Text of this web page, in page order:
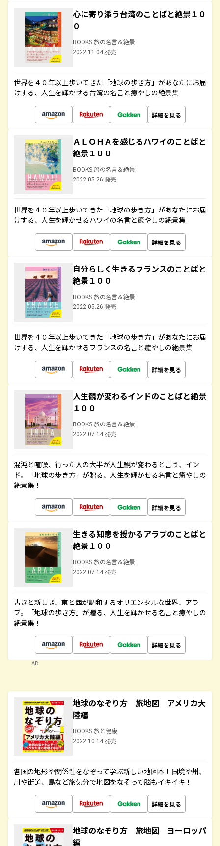
心に寄り添う台湾のことばと絶景１０
０
BOOKS 旅の名言＆絶景
2022.11.04 発売
世界を４０年以上歩いてきた「地球の歩き方」があなたにお届
けする、人生を輝かせる台湾の名言と癒やしの絶景集
詳細を見る
ＡＬＯＨＡを感じるハワイのことばと
絶景１００
BOOKS 旅の名言＆絶景
2022.05.26 発売
世界を４０年以上歩いてきた「地球の歩き方」があなたにお届
けする、人生を輝かせるハワイの名言と癒やしの絶景集
詳細を見る
自分らしく生きるフランスのことばと
絶景１００
BOOKS 旅の名言＆絶景
2022.05.26 発売
世界を４０年以上歩いてきた「地球の歩き方」があなたにお届
けする、人生を輝かせるフランスの名言と癒やしの絶景集
詳細を見る
人生観が変わるインドのことばと絶景
１００
BOOKS 旅の名言＆絶景
2022.07.14 発売
混沌と喧噪、行った人の大半が人生観が変わると言う、イン
ド。「地球の歩き方」が贈る、人生を輝かせる名言と癒やしの
絶景集！
詳細を見る
生きる知恵を授かるアラブのことばと
絶景１００
BOOKS 旅の名言＆絶景
2022.07.14 発売
古きと新しき、東と西が調和するオリエンタルな世界、アラ
ブ。「地球の歩き方」が贈る、人生を輝かせる名言と癒やしの
絶景集！
詳細を見る
AD
地球のなぞり方 旅地図 アメリカ大
陸編
BOOKS 旅と健康
2022.10.14 発売
各国の地形や関係性をなぞって学ぶ新しい地図本！国境や州、
川や街道、島など旅気分で地図をなぞって脳もイキイキ！
詳細を見る
地球のなぞり方 旅地図 ヨーロッパ
編